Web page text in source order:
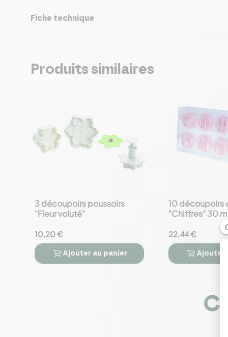
Fiche technique
Produits similaires
favorite_border
3 découpoirs poussoirs
"Fleur voluté"
10,20 €
 
Ajouter au panier
favorite_border
10 découpoirs
"Chiffres" 30
22,44 €
 
Ajouter